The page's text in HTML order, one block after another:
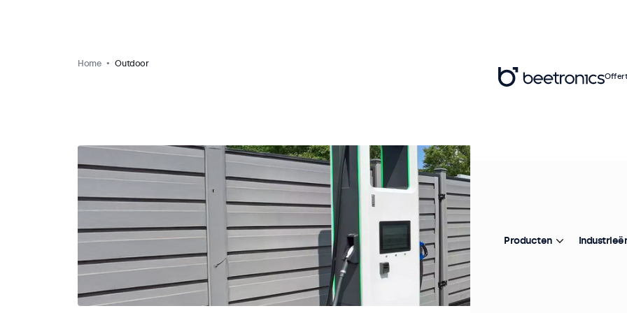
Home Outdoor
Producten